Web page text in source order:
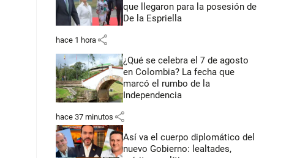
que llegaron para la posesión de
De la Espriella
hace 1 hora share
¿Qué se celebra el 7 de agosto
en Colombia? La fecha que
marcó el rumbo de la
Independencia
hace 37 minutos share
Así va el cuerpo diplomático del
nuevo Gobierno: lealtades,